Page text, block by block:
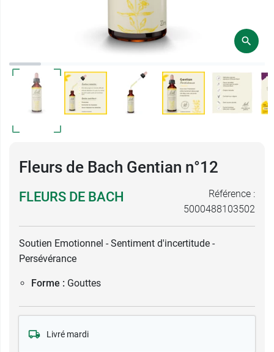
Fleurs de Bach Gentian n°12
FLEURS DE BACH
Référence :
5000488103502
Soutien Emotionnel - Sentiment d'incertitude -
Persévérance
Forme : Gouttes
Livré mardi